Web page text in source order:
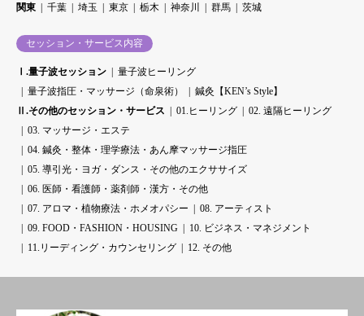
関東
千葉 埼玉 東京 栃木 神奈川 群馬 茨城
セッション・サービス内容
Ⅰ.量子波セッション
量子波ヒーリング
量子波指圧・マッサージ（命泉術）
鍼灸【KEN’s Style】
Ⅱ.その他のセッション・サービス
01.ヒーリング
02. 遠隔ヒーリング
03. マッサージ・エステ
04. 鍼灸・整体・理学療法・あん摩マッサージ指圧
05. 導引光・ヨガ・ダンス・その他のエクササイズ
06. 医師・看護師・薬剤師・漢方・その他
07. アロマ・植物療法・ホメオパシー
08. アーティスト
09. FOOD・FASHION・HOUSING
10. ビジネス・マネジメント
11.リーディング・カウンセリング
12. その他